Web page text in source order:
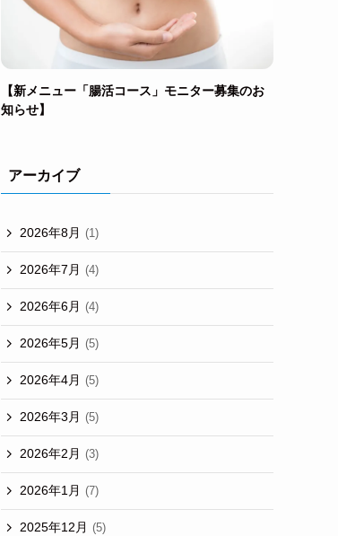
【新メニュー「腸活コース」モニター募集のお
知らせ】
アーカイブ
2026年8月 (1)
2026年7月 (4)
2026年6月 (4)
2026年5月 (5)
2026年4月 (5)
2026年3月 (5)
2026年2月 (3)
2026年1月 (7)
2025年12月 (5)